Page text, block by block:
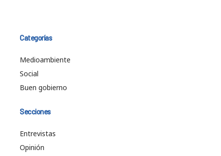
Categorías
Medioambiente
Social
Buen gobierno
Secciones
Entrevistas
Opinión